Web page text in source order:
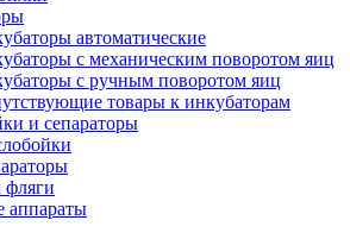
автоматические
с механическим поворотом яиц
с ручным поворотом яиц
товары к инкубаторам
и сепараторы
аппараты